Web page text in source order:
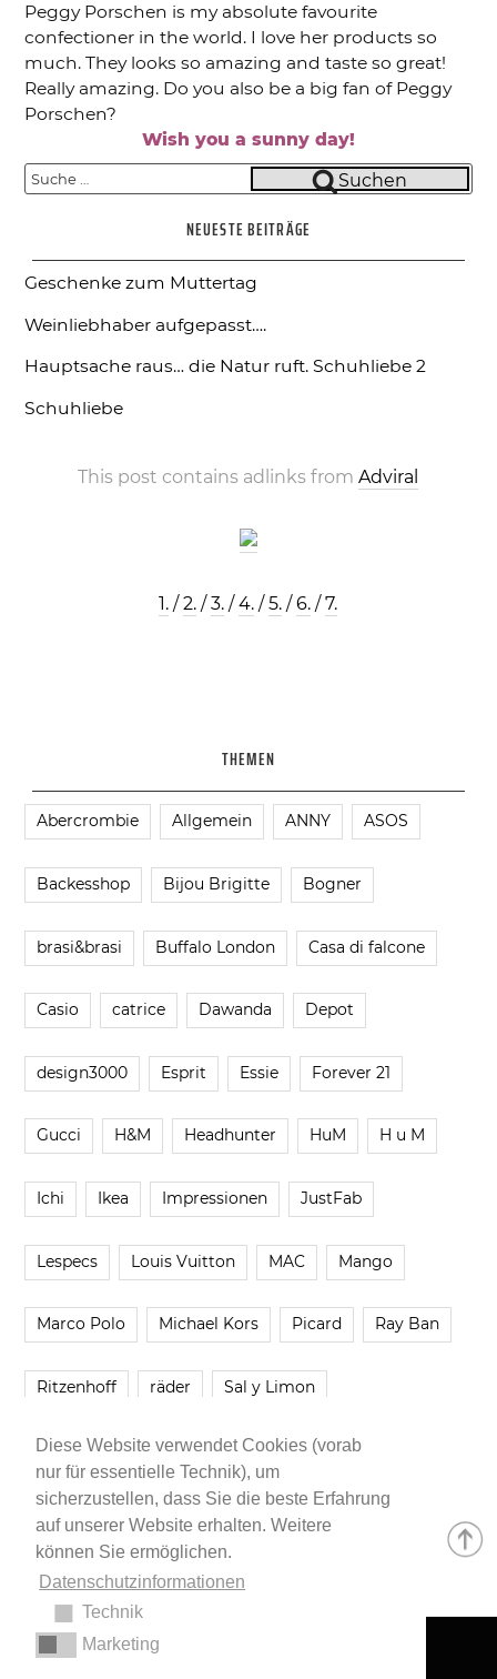
Diese Website verwendet Cookies (vorab
nur für essentielle Technik), um
sicherzustellen, dass Sie die beste Erfahrung
auf unserer Website erhalten. Weitere
können Sie ermöglichen.
Datenschutzinformationen
Technik
Marketing
Peggy Porschen is my absolute favourite
confectioner in the world. I love her products so
much. They looks so amazing and taste so great!
Really amazing. Do you also be a big fan of Peggy
Porschen?
Wish you a sunny day!
Suche
nach:
Suchen
NEUESTE BEITRÄGE
Geschenke zum Muttertag
Weinliebhaber aufgepasst….
Hauptsache raus… die Natur ruft. Schuhliebe 2
Schuhliebe
This post contains adlinks fromAdviral
1. /2. /3. /4. /5. /6. /7.
THEMEN
Abercrombie Allgemein ANNY ASOS
Backesshop Bijou Brigitte Bogner
brasi&brasi Buffalo London Casa di falcone
Casio catrice Dawanda Depot
design3000 Esprit Essie Forever 21
Gucci H&M Headhunter HuM H u M
Ichi Ikea Impressionen JustFab
Lespecs Louis Vuitton MAC Mango
Marco Polo Michael Kors Picard Ray Ban
Ritzenhoff räder Sal y Limon
Smartbuyglasses smash! Steve Madden
Younique Zara
Impressum